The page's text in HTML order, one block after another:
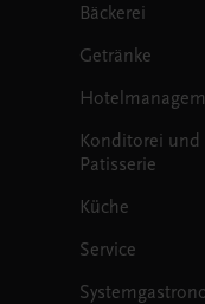
Bäckerei
Getränke
Konditorei und
Patisserie
Küche
Service